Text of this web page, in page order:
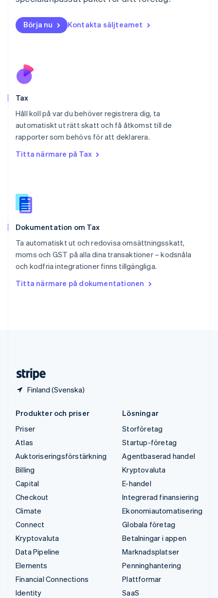
Börja nu Kontakta säljteamet
Tax
Håll koll på var du behöver registrera dig, ta
automatiskt ut rätt skatt och få åtkomst till de
rapporter som behövs för att deklarera.
Titta närmare på Tax
Dokumentation om Tax
Ta automatiskt ut och redovisa omsättningsskatt,
moms och GST på alla dina transaktioner – kodsnåla
och kodfria integrationer finns tillgängliga.
Titta närmare på dokumentationen
Finland (Svenska)
Norge
English
English
Portugal
Schweiz
DeutschFrançaisItalianoEnglish
Singapore
Slovakien
Spanien
Español
English
Sverige
Thailand
ไทยEnglish
English
Produkter och priser
Priser
Atlas
Auktoriseringsförstärkning
Billing
Capital
Checkout
Climate
Connect
Kryptovaluta
Data Pipeline
Elements
Financial Connections
Identity
Lösningar
Storföretag
Startup-företag
Agentbaserad handel
Kryptovaluta
E-handel
Integrerad finansiering
Ekonomiautomatisering
Globala företag
Betalningar i appen
Marknadsplatser
Penninghantering
Plattformar
SaaS